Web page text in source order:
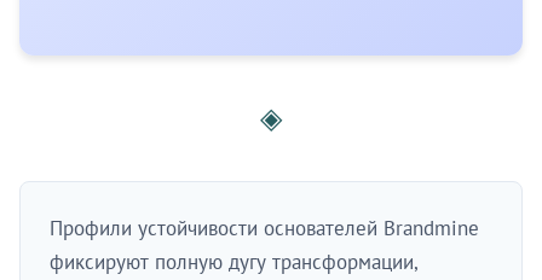
◈
Профили устойчивости основателей Brandmine
фиксируют полную дугу трансформации,